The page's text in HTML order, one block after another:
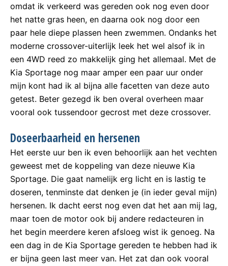
omdat ik verkeerd was gereden ook nog even door
het natte gras heen, en daarna ook nog door een
paar hele diepe plassen heen zwemmen. Ondanks het
moderne crossover-uiterlijk leek het wel alsof ik in
een 4WD reed zo makkelijk ging het allemaal. Met de
Kia Sportage nog maar amper een paar uur onder
mijn kont had ik al bijna alle facetten van deze auto
getest. Beter gezegd ik ben overal overheen maar
vooral ook tussendoor gecrost met deze crossover.
Doseerbaarheid en hersenen
Het eerste uur ben ik even behoorlijk aan het vechten
geweest met de koppeling van deze nieuwe Kia
Sportage. Die gaat namelijk erg licht en is lastig te
doseren, tenminste dat denken je (in ieder geval mijn)
hersenen. Ik dacht eerst nog even dat het aan mij lag,
maar toen de motor ook bij andere redacteuren in
het begin meerdere keren afsloeg wist ik genoeg. Na
een dag in de Kia Sportage gereden te hebben had ik
er bijna geen last meer van. Het zat dan ook vooral